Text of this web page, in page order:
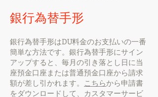
銀行為替手形
銀行為替手形はDU料金のお支払いの一番
簡単な方法です。銀行為替手形にサイン
アップすると、毎月の引き落とし日に当
座預金口座または普通預金口座から請求
額が差し引かれます。 こちらから申請書
をダウンロードして、カスタマーサービ